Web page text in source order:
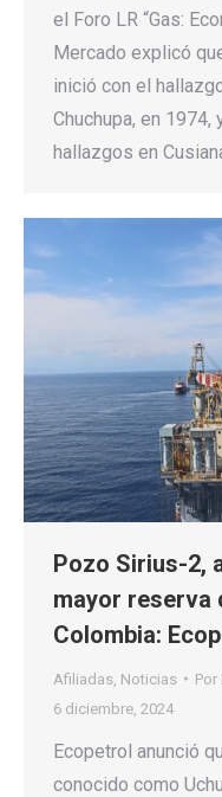
el Foro LR “Gas:
Mercado explicó
inició con el
Chuchupa, en
hallazgos en
Pozo Sirius-2,
mayor reserva
Colombia:
Afiliadas Noticias Por
6 diciembre, 2024
Ecopetrol anunció
conocido como